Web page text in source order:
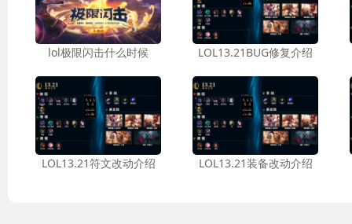
lol极限闪击什么时候 LOL13.21BUG修复介绍
LOL13.21符文改动介绍 LOL13.21装备改动介绍